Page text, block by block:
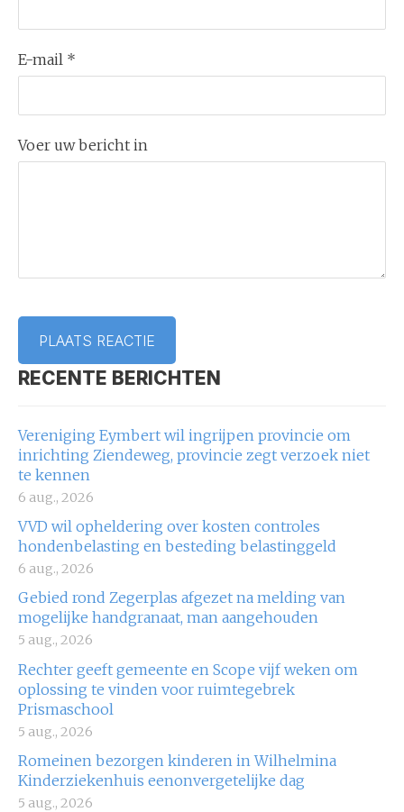
RECENTE BERICHTEN
Vereniging Eymbert wil ingrijpen provincie om
inrichting Ziendeweg, provincie zegt verzoek niet
te kennen
6 aug., 2026
VVD wil opheldering over kosten controles
hondenbelasting en besteding belastinggeld
6 aug., 2026
Gebied rond Zegerplas afgezet na melding van
mogelijke handgranaat, man aangehouden
5 aug., 2026
Rechter geeft gemeente en Scope vijf weken om
oplossing te vinden voor ruimtegebrek
Prismaschool
5 aug., 2026
Romeinen bezorgen kinderen in Wilhelmina
Kinderziekenhuis eenonvergetelijke dag
5 aug., 2026
E-mail *
Voer uw bericht in